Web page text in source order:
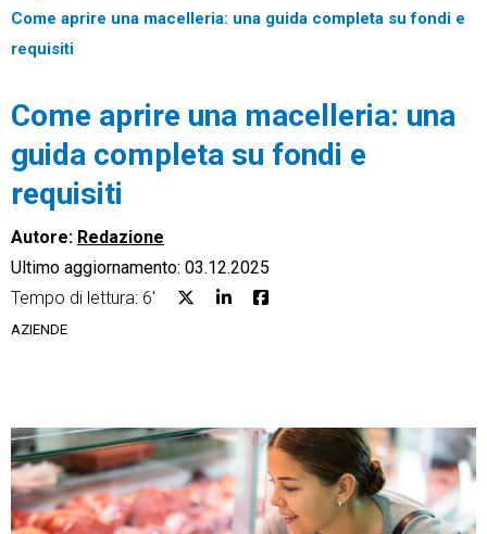
Ecommerce
Email Marketing
Financial Solutions
HR
Trust Services
Come aprire una macelleria: una guida completa su fondi e
requisiti
Come aprire una macelleria: una
guida completa su fondi e
requisiti
Autore: Redazione
Ultimo aggiornamento: 03.12.2025
Tempo di lettura: 6'
AZIENDE